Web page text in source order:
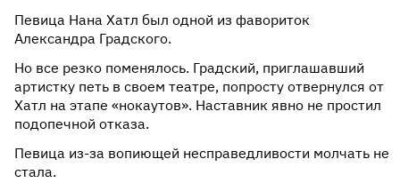
Певица Нана Хатл был одной из фавориток
Александра Градского.
Но все резко поменялось. Градский, приглашавший
артистку петь в своем театре, попросту отвернулся от
Хатл на этапе «нокаутов». Наставник явно не простил
подопечной отказа.
Певица из-за вопиющей несправедливости молчать не
стала.